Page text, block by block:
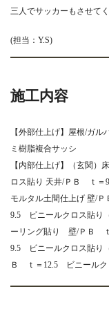
三人でサッカーもさせて
(担当：Y.S)
施工内容
【外部仕上げ】屋根/ガ
ミ樹脂複合サッシ
【内部仕上げ】（玄関
ロス貼り 天井/ＰＢ ｔ＝
モルタル土間仕上げ 壁/
9.5 ビニールクロス貼り
ーリング貼り 壁/ＰＢ
9.5 ビニールクロス貼り
Ｂ ｔ＝12.5 ビニールク